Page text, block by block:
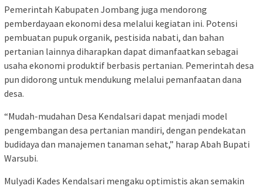
Pemerintah Kabupaten Jombang juga mendorong
pemberdayaan ekonomi desa melalui kegiatan ini. Potensi
pembuatan pupuk organik, pestisida nabati, dan bahan
pertanian lainnya diharapkan dapat dimanfaatkan sebagai
usaha ekonomi produktif berbasis pertanian. Pemerintah desa
pun didorong untuk mendukung melalui pemanfaatan dana
desa.
“Mudah-mudahan Desa Kendalsari dapat menjadi model
pengembangan desa pertanian mandiri, dengan pendekatan
budidaya dan manajemen tanaman sehat,” harap Abah Bupati
Warsubi.
Mulyadi Kades Kendalsari mengaku optimistis akan semakin